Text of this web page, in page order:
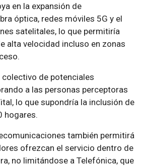
en la expansión de
óptica, redes móviles 5G y el
satelitales, lo que permitiría
alta velocidad incluso en zonas
de potenciales
a las personas perceptoras
lo que supondría la inclusión de
hogares.
también permitirá
ofrezcan el servicio dentro de
no limitándose a Telefónica, que